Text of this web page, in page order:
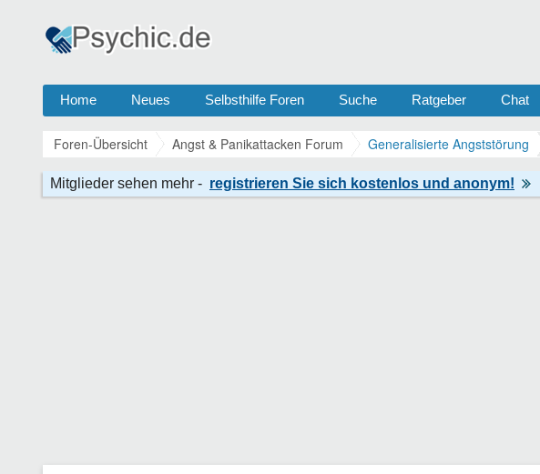
Home Neues Selbsthilfe Foren Suche Ratgeber Chat
Foren-Übersicht Angst & Panikattacken Forum Generalisierte Angststörung